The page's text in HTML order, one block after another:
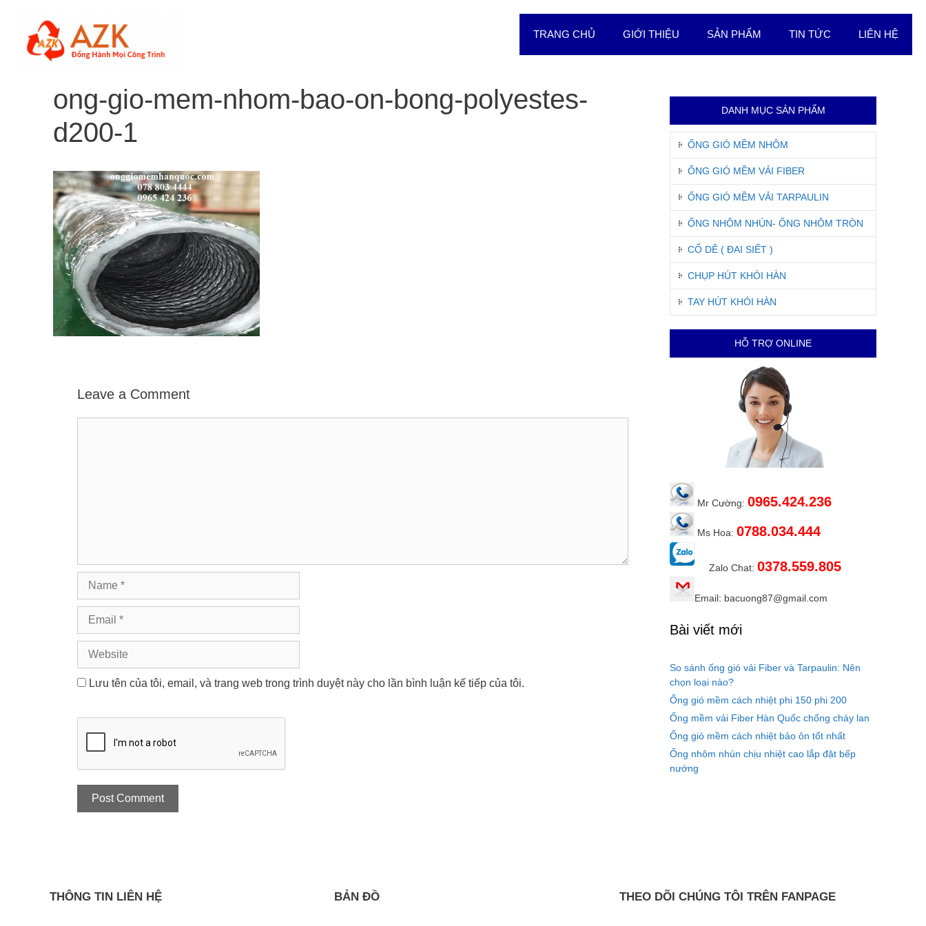
content
TRANG CHỦ GIỚI THIỆU SẢN PHẨM TIN TỨC LIÊN HỆ
ong-gio-mem-nhom-bao-on-bong-polyestes-
d200-1
Leave a Comment
Name
Email
Website
Lưu tên của tôi, email, và trang web trong trình duyệt này cho lần bình luận kế tiếp của tôi.
DANH MỤC SẢN PHẨM
ỐNG GIÓ MỀM NHÔM
ỐNG GIÓ MỀM VẢI FIBER
ỐNG GIÓ MỀM VẢI TARPAULIN
ỐNG NHÔM NHÚN- ỐNG NHÔM TRÒN
CỔ DÊ ( ĐAI SIẾT )
CHỤP HÚT KHÓI HÀN
TAY HÚT KHÓI HÀN
HỖ TRỢ ONLINE
Mr Cường: 0965.424.236
Ms Hoa: 0788.034.444
Zalo Chat: 0378.559.805
Email: bacuong87@gmail.com
Bài viết mới
So sánh ống gió vải Fiber và Tarpaulin: Nên
chọn loại nào?
Ống gió mềm cách nhiệt phi 150 phi 200
Ống mềm vải Fiber Hàn Quốc chống cháy lan
Ống gió mềm cách nhiệt bảo ôn tốt nhất
Ống nhôm nhún chịu nhiệt cao lắp đặt bếp
nướng
THÔNG TIN LIÊN HỆ BẢN ĐỒ THEO DÕI CHÚNG TÔI TRÊN FANPAGE